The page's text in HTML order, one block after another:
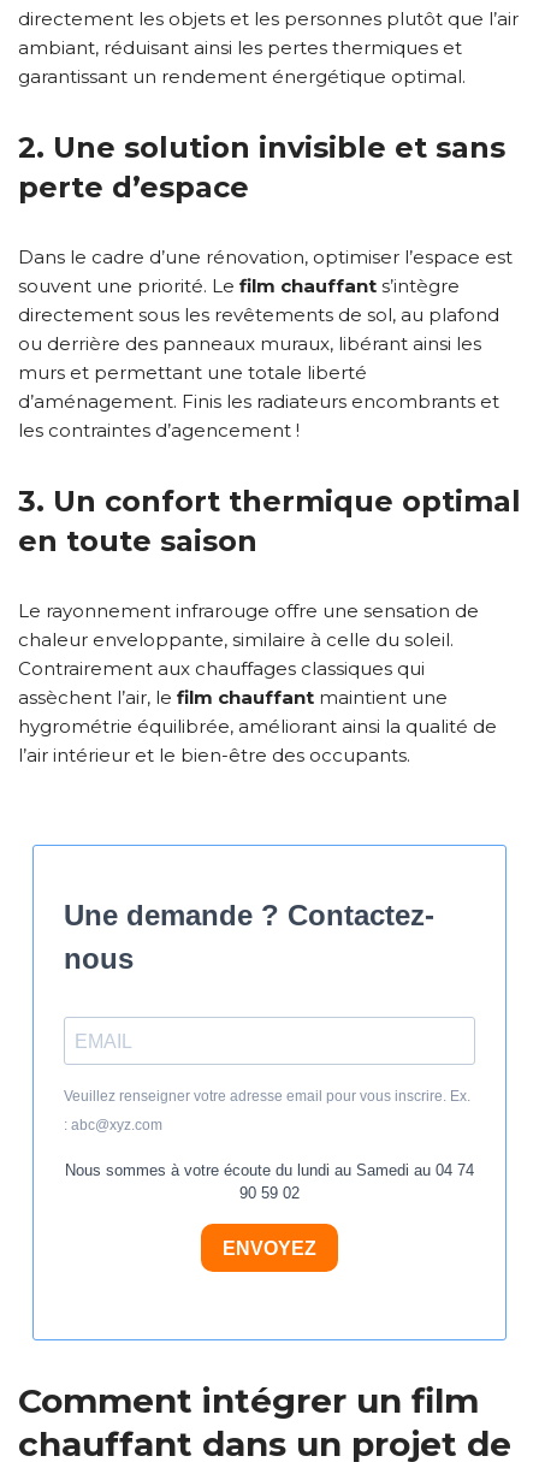
directement les objets et les personnes plutôt que l’air
ambiant, réduisant ainsi les pertes thermiques et
garantissant un rendement énergétique optimal.
2. Une solution invisible et sans
perte d’espace
Dans le cadre d’une rénovation, optimiser l’espace est
souvent une priorité. Le film chauffant s’intègre
directement sous les revêtements de sol, au plafond
ou derrière des panneaux muraux, libérant ainsi les
murs et permettant une totale liberté
d’aménagement. Finis les radiateurs encombrants et
les contraintes d’agencement !
3. Un confort thermique optimal
en toute saison
Le rayonnement infrarouge offre une sensation de
chaleur enveloppante, similaire à celle du soleil.
Contrairement aux chauffages classiques qui
assèchent l’air, le film chauffant maintient une
hygrométrie équilibrée, améliorant ainsi la qualité de
l’air intérieur et le bien-être des occupants.
Une demande ? Contactez-
nous
Veuillez renseigner votre adresse email pour vous inscrire. Ex.
: abc@xyz.com
Nous sommes à votre écoute du lundi au Samedi au 04 74
90 59 02
ENVOYEZ
Comment intégrer un film
chauffant dans un projet de